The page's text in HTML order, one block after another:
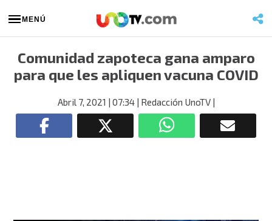
MENÚ
Comunidad zapoteca gana amparo
para que les apliquen vacuna COVID
Abril 7, 2021 | 07:34| Redacción UnoTV|